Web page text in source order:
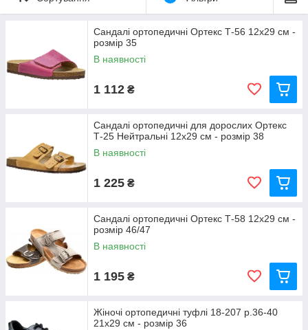
Сандалі ортопедичні Ортекс Т-56 12x29 см -
розмір 35
В наявності
1 112 ₴
Сандалі ортопедичні для дорослих Ортекс
Т-25 Нейтральні 12x29 см - розмір 38
В наявності
1 225 ₴
Сандалі ортопедичні Ортекс Т-58 12x29 см -
розмір 46/47
В наявності
1 195 ₴
Жіночі ортопедичні туфлі 18-207 р.36-40
21x29 см - розмір 36